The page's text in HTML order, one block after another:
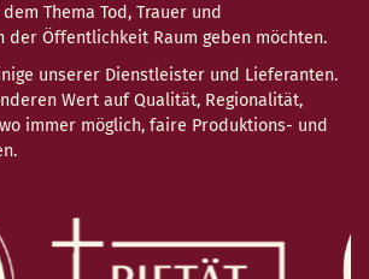
Thema Tod, Trauer und
der Öffentlichkeit Raum geben möchten.
unserer Dienstleister und Lieferanten.
Wert auf Qualität, Regionalität,
immer möglich, faire Produktions- und